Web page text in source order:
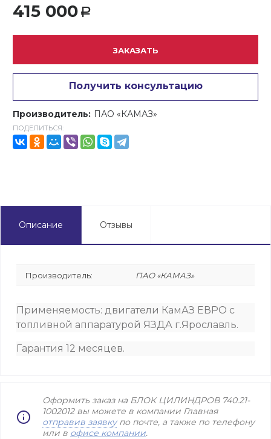
415 000 Р
ЗАКАЗАТЬ
Получить консультацию
Производитель: ПАО «КАМАЗ»
ПОДЕЛИТЬСЯ:
Описание Отзывы
Производитель: ПАО «КАМАЗ»
Применяемость: двигатели КамАЗ ЕВРО с
топливной аппаратурой ЯЗДА г.Ярославль.
Гарантия 12 месяцев.
Оформить заказ на БЛОК ЦИЛИНДРОВ 740.21-
1002012 вы можете в компании Главная
отправив заявкупо почте, а также по телефону
или в офисе компании.